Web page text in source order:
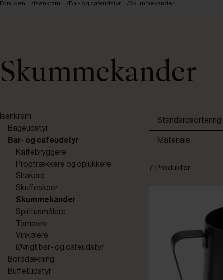
Forsiden Isenkram Bar- og cafeudstyr Skummekander
Skummekander
Isenkram
Bageudstyr
Bar- og cafeudstyr
Kaffebryggere
Proptrækkere og oplukkere
Shakere
Skuffeskeer
Skummekander
Spiritusmålere
Tampere
Vinkølere
Øvrigt bar- og cafeudstyr
Borddækning
Buffetudstyr
Standardsortering
Materiale
7 Produkter